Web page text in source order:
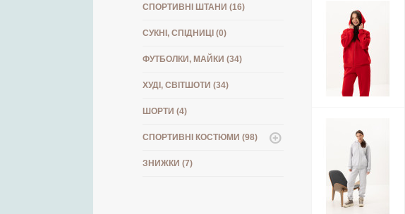
СПОРТИВНІ ШТАНИ (16)
СУКНІ, СПІДНИЦІ (0)
ФУТБОЛКИ, МАЙКИ (34)
ХУДІ, СВІТШОТИ (34)
ШОРТИ (4)
СПОРТИВНІ КОСТЮМИ (98)
ЗНИЖКИ (7)